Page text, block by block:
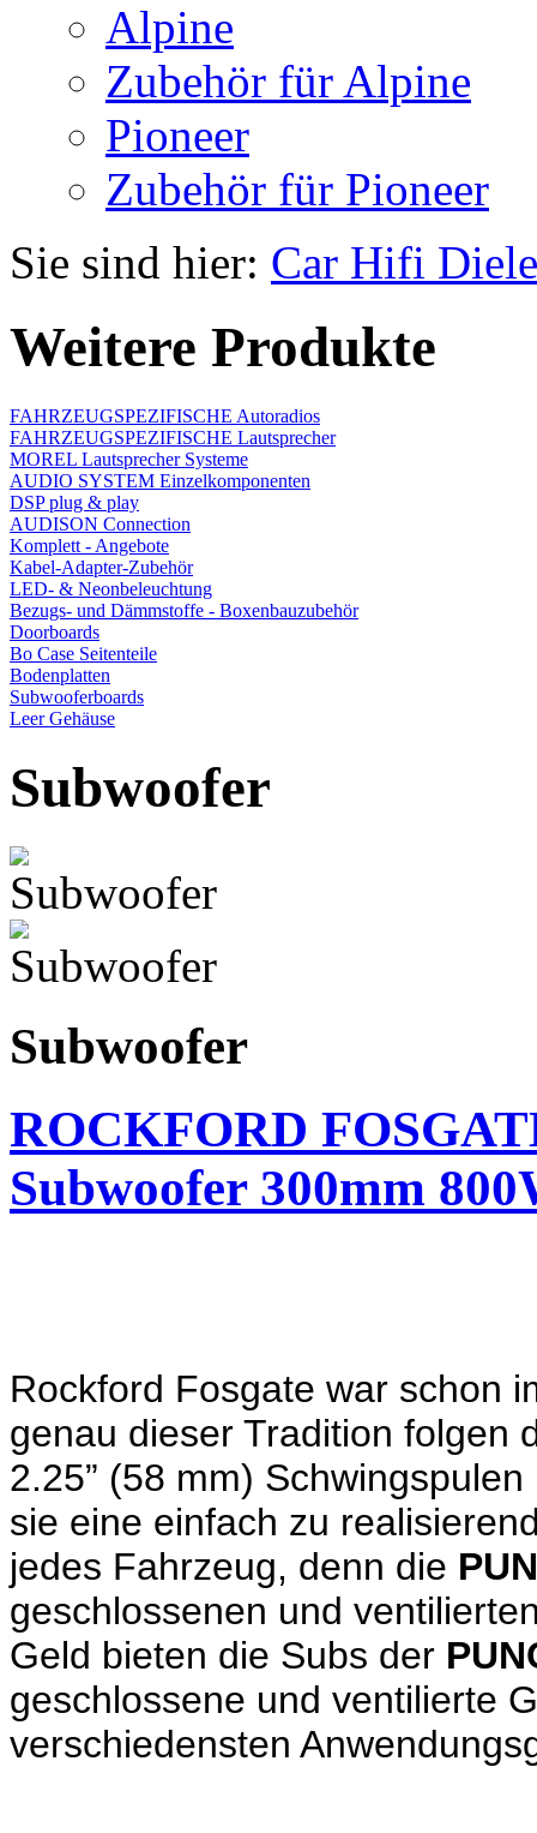
Alpine
Zubehör für Alpine
Pioneer
Zubehör für Pioneer
Sie sind hier: Car Hifi
Weitere Produkte
FAHRZEUGSPEZIFISCHE Autoradios
FAHRZEUGSPEZIFISCHE Lautsprecher
MOREL Lautsprecher Systeme
AUDIO SYSTEM Einzelkomponenten
DSP plug & play
AUDISON Connection
Komplett - Angebote
Kabel-Adapter-Zubehör
LED- & Neonbeleuchtung
Bezugs- und Dämmstoffe - Boxenbauzubehör
Doorboards
Bo Case Seitenteile
Bodenplatten
Subwooferboards
Leer Gehäuse
Subwoofer
Subwoofer
ROCKFORD
Subwoofer 300mm
Rockford Fosgate war schon
genau dieser Tradition folgen
2.25” (58 mm)
sie eine einfach zu
jedes Fahrzeug, denn die
geschlossenen und
Geld bieten die Subs der
geschlossene und ventilierte
verschiedensten